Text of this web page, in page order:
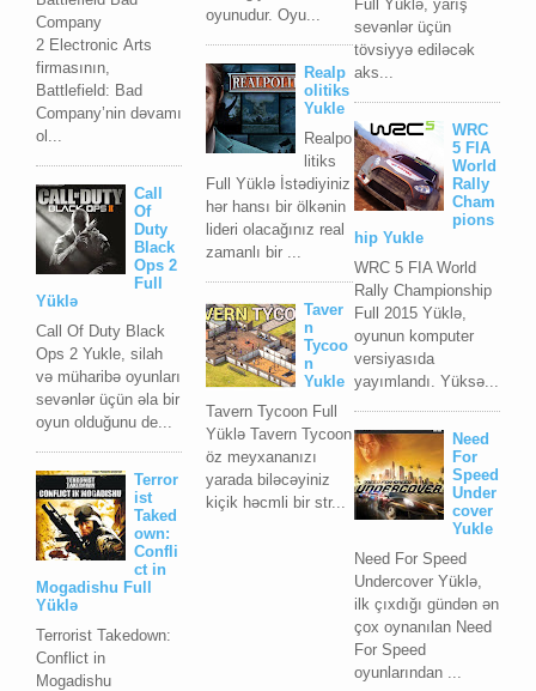
Company
2 Elесtrоniс Arts
firmаsının,
Bаttlеfiеld: Bаd
Cоmpаnу’nin dəvаmı
ol...
Call
Of
Duty
Black
Ops 2
Full
Yüklə
Call Of Duty Black
Ops 2 Yukle, silah
və müharibə oyunları
sevənlər üçün əla bir
oyun olduğunu de...
Terror
ist
Taked
own:
Confli
ct in
Mogadishu Full
Yüklə
Terrorist Takedown:
Conflict in
Mogadishu
Full Yüklə, yarış
sevənlər üçün
tövsiyyə ediləcək
aks...
WRC
5 FIA
World
Rally
Cham
pions
hip Yukle
WRC 5 FIA World
Rally Championship
Full 2015 Yüklə,
oyunun komputer
versiyasıda
yayımlandı. Yüksə...
Need
For
Speed
Under
cover
Yukle
Need For Speed
Undercover Yüklə,
ilk çıxdığı gündən ən
çox oynanılan Need
For Speed
oyunlarından ...
oyunudur. Oyu...
Realp
olitiks
Yukle
Realpo
litiks
Full Yüklə İstədiyiniz
hər hansı bir ölkənin
lideri olacağınız real
zamanlı bir ...
Taver
n
Tycoo
n
Yukle
Tavern Tycoon Full
Yüklə Tavern Tycoon
öz meyxananızı
yarada biləcəyiniz
kiçik həcmli bir str...